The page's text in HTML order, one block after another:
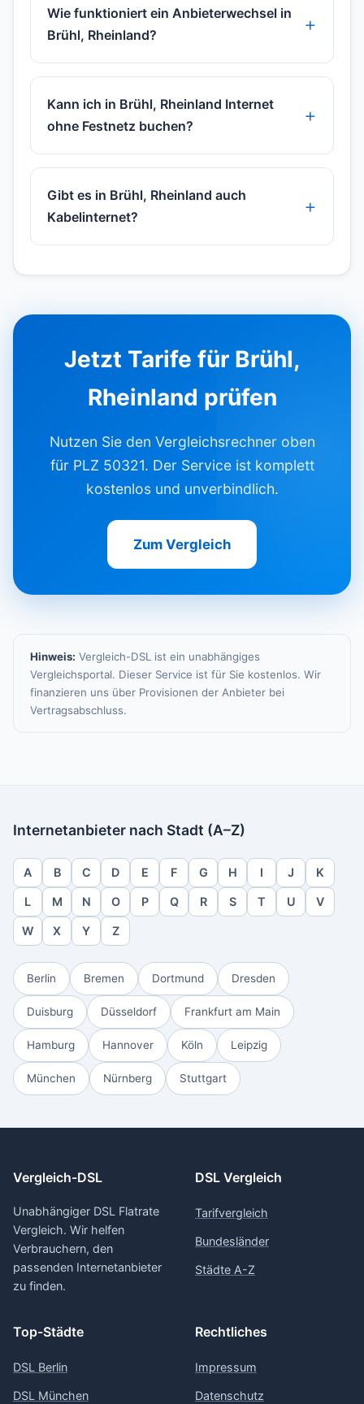
Wie funktioniert ein Anbieterwechsel in
Brühl, Rheinland?
Kann ich in Brühl, Rheinland Internet
ohne Festnetz buchen?
Gibt es in Brühl, Rheinland auch
Kabelinternet?
Jetzt Tarife für Brühl,
Rheinland prüfen
Nutzen Sie den Vergleichsrechner oben
für PLZ 50321. Der Service ist komplett
kostenlos und unverbindlich.
Zum Vergleich
Hinweis: Vergleich-DSL ist ein unabhängiges
Vergleichsportal. Dieser Service ist für Sie kostenlos. Wir
finanzieren uns über Provisionen der Anbieter bei
Vertragsabschluss.
Internetanbieter nach Stadt (A–Z)
A B C D E F G H I J K
L M N O P Q R S T U V
W X Y Z
Berlin Bremen Dortmund Dresden
Duisburg Düsseldorf Frankfurt am Main
Hamburg Hannover Köln Leipzig
München Nürnberg Stuttgart
Vergleich-DSL
Unabhängiger DSL Flatrate
Vergleich. Wir helfen
Verbrauchern, den
passenden Internetanbieter
zu finden.
DSL Vergleich
Tarifvergleich
Bundesländer
Städte A-Z
Top-Städte
DSL Berlin
DSL München
Rechtliches
Impressum
Datenschutz